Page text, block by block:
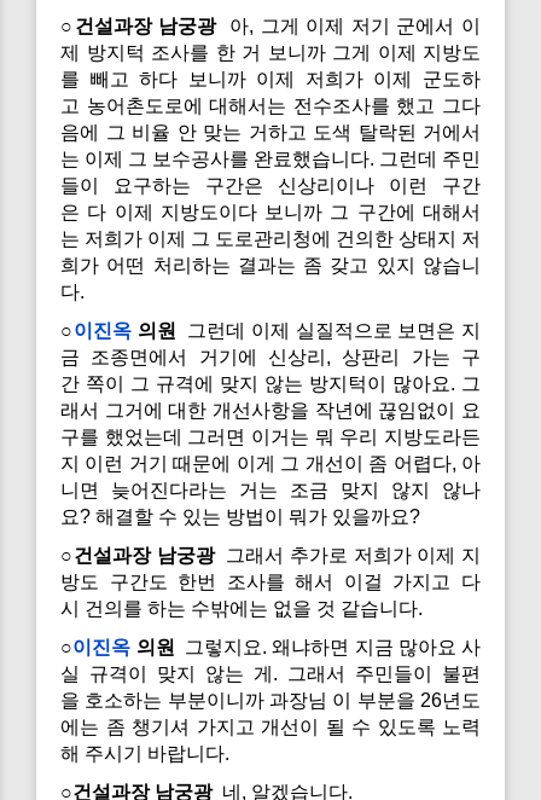
○건설과장 남궁광아, 그게 이제 저기 군에서 이
제 방지턱 조사를 한 거 보니까 그게 이제 지방도
를 빼고 하다 보니까 이제 저희가 이제 군도하
고 농어촌도로에 대해서는 전수조사를 했고 그다
음에 그 비율 안 맞는 거하고 도색 탈락된 거에서
는 이제 그 보수공사를 완료했습니다. 그런데 주민
들이 요구하는 구간은 신상리이나 이런 구간
은 다 이제 지방도이다 보니까 그 구간에 대해서
는 저희가 이제 그 도로관리청에 건의한 상태지 저
희가 어떤 처리하는 결과는 좀 갖고 있지 않습니
다.
○이진옥의원
그런데 이제 실질적으로 보면은 지
금 조종면에서 거기에 신상리, 상판리 가는 구
간 쪽이 그 규격에 맞지 않는 방지턱이 많아요. 그
래서 그거에 대한 개선사항을 작년에 끊임없이 요
구를 했었는데 그러면 이거는 뭐 우리 지방도라든
지 이런 거기 때문에 이게 그 개선이 좀 어렵다, 아
니면 늦어진다라는 거는 조금 맞지 않지 않나
요? 해결할 수 있는 방법이 뭐가 있을까요?
○건설과장 남궁광그래서 추가로 저희가 이제 지
방도 구간도 한번 조사를 해서 이걸 가지고 다
시 건의를 하는 수밖에는 없을 것 같습니다.
○이진옥 의원
그렇지요. 왜냐하면 지금 많아요 사
실 규격이 맞지 않는 게. 그래서 주민들이 불편
을 호소하는 부분이니까 과장님 이 부분을 26년도
에는 좀 챙기셔 가지고 개선이 될 수 있도록 노력
해 주시기 바랍니다.
○건설과장 남궁광네, 알겠습니다.